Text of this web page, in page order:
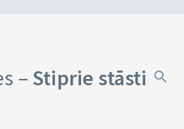
– Stiprie stāsti